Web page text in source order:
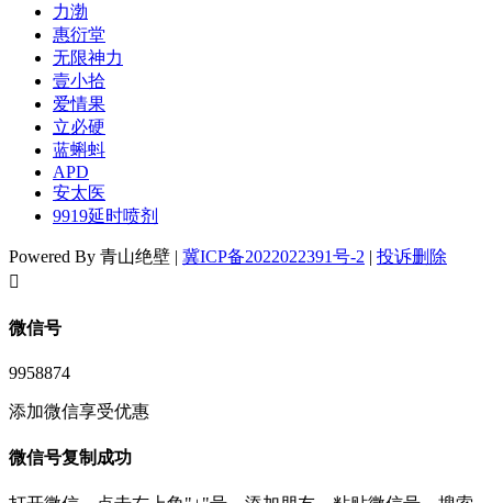
力渤
惠衍堂
无限神力
壹小拾
爱情果
立必硬
蓝蝌蚪
APD
安太医
9919延时喷剂
Powered By 青山绝壁 | 冀ICP备2022022391号-2 | 投诉删除
󦘖
微信号
9958874
添加微信享受优惠
微信号复制成功